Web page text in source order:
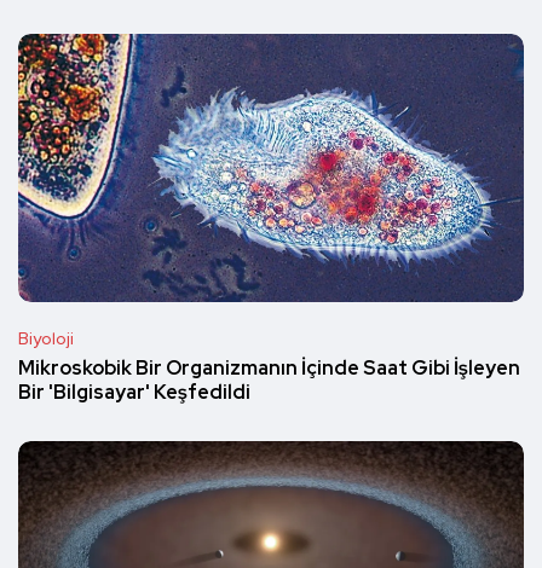
Biyoloji
Mikroskobik Bir Organizmanın İçinde Saat Gibi İşleyen
Bir 'Bilgisayar' Keşfedildi